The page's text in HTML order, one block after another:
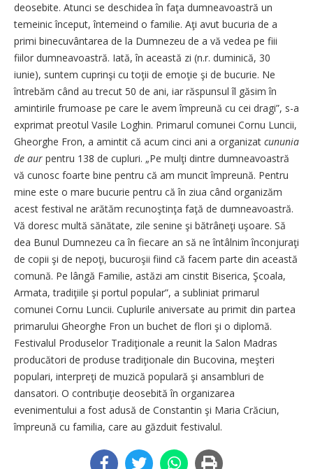
deosebite. Atunci se deschidea în faţa dumneavoastră un
temeinic început, întemeind o familie. Aţi avut bucuria de a
primi binecuvântarea de la Dumnezeu de a vă vedea pe fiii
fiilor dumneavoastră. Iată, în această zi (n.r. duminică, 30
iunie), suntem cuprinşi cu toţii de emoţie şi de bucurie. Ne
întrebăm când au trecut 50 de ani, iar răspunsul îl găsim în
amintirile frumoase pe care le avem împreună cu cei dragi”, s-a
exprimat preotul Vasile Loghin. Primarul comunei Cornu Luncii,
Gheorghe Fron, a amintit că acum cinci ani a organizat cununia
de aur pentru 138 de cupluri. „Pe mulţi dintre dumneavoastră
vă cunosc foarte bine pentru că am muncit împreună. Pentru
mine este o mare bucurie pentru că în ziua când organizăm
acest festival ne arătăm recunoştinţa faţă de dumneavoastră.
Vă doresc multă sănătate, zile senine şi bătrâneţi uşoare. Să
dea Bunul Dumnezeu ca în fiecare an să ne întâlnim înconjuraţi
de copii şi de nepoţi, bucuroşii fiind că facem parte din această
comună. Pe lângă Familie, astăzi am cinstit Biserica, Şcoala,
Armata, tradiţiile şi portul popular”, a subliniat primarul
comunei Cornu Luncii. Cuplurile aniversate au primit din partea
primarului Gheorghe Fron un buchet de flori şi o diplomă.
Festivalul Produselor Tradiţionale a reunit la Salon Madras
producători de produse tradiţionale din Bucovina, meşteri
populari, interpreţi de muzică populară şi ansambluri de
dansatori. O contribuţie deosebită în organizarea
evenimentului a fost adusă de Constantin şi Maria Crăciun,
împreună cu familia, care au găzduit festivalul.